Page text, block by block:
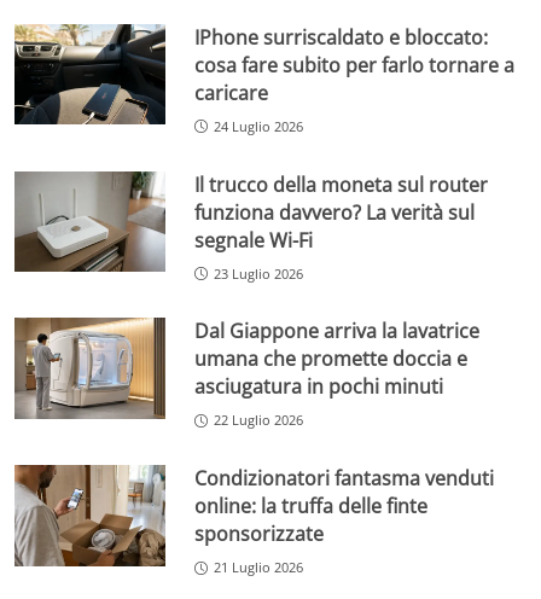
IPhone surriscaldato e bloccato:
cosa fare subito per farlo tornare a
caricare
24 Luglio 2026
Il trucco della moneta sul router
funziona davvero? La verità sul
segnale Wi-Fi
23 Luglio 2026
Dal Giappone arriva la lavatrice
umana che promette doccia e
asciugatura in pochi minuti
22 Luglio 2026
Condizionatori fantasma venduti
online: la truffa delle finte
sponsorizzate
21 Luglio 2026